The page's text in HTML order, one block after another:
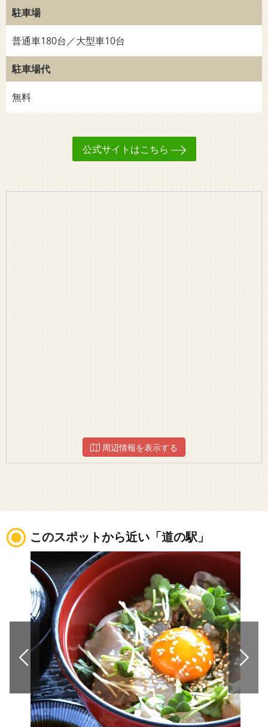
駐車場
普通車180台／大型車10台
駐車場代
無料
公式サイトはこちら
周辺情報を表示する
このスポットから近い「道の駅」